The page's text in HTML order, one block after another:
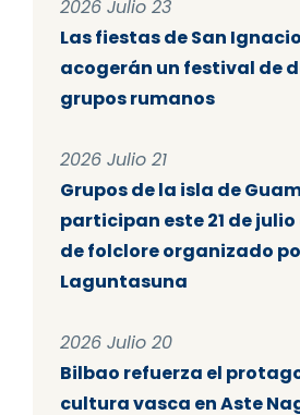
2026 Julio 23
Las fiestas de San
acogerán un festival de
grupos rumanos
2026 Julio 21
Grupos de la isla de
participan este 21 de
de folclore organizado
Laguntasuna
2026 Julio 20
Bilbao refuerza el
cultura vasca en Aste